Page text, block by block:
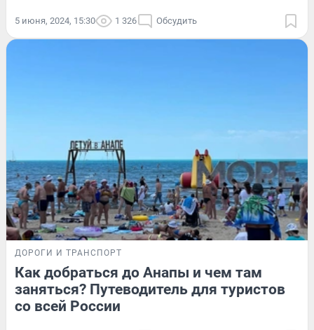
5 июня, 2024, 15:30 1 326 Обсудить
ДОРОГИ И ТРАНСПОРТ
Как добраться до Анапы и чем там
заняться? Путеводитель для туристов
со всей России